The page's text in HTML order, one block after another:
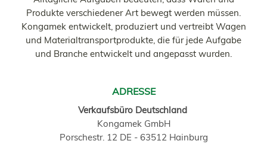
Produkte verschiedener Art bewegt werden müssen.
Kongamek entwickelt, produziert und vertreibt Wagen
und Materialtransportprodukte, die für jede Aufgabe
und Branche entwickelt und angepasst wurden.
ADRESSE
Verkaufsbüro Deutschland
Kongamek GmbH
Porschestr. 12 DE - 63512 Hainburg